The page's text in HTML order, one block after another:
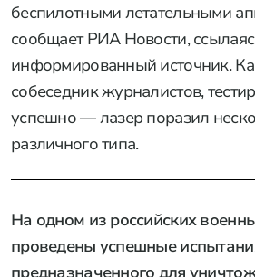
беспилотными летательными
сообщает РИА Новости,
информированный источник.
собеседник журналистов,
успешно — лазер поразил
различного типа.
На одном из российских
проведены успешные
предназначенного для